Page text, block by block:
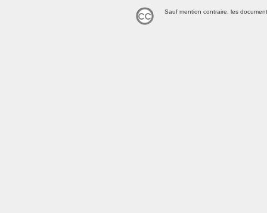
Sauf mention contraire, les